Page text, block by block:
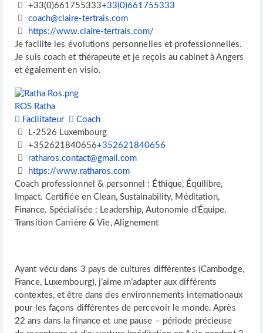
+33(0)661755333+33(0)661755333
coach@claire-tertrais.com
https://www.claire-tertrais.com/
Je facilite les évolutions personnelles et professionnelles.
Je suis coach et thérapeute et je reçois au cabinet à Angers
et également en visio.
ROS Ratha
Facilitateur
Coach
L-2526 Luxembourg
+352621840656+352621840656
ratharos.contact@gmail.com
https://www.ratharos.com
Coach professionnel & personnel : Éthique, Équilibre,
Impact. Certifiée en Clean, Sustainability, Méditation,
Finance. Spécialisée : Leadership, Autonomie d’Équipe,
Transition Carrière & Vie, Alignement
Ayant vécu dans 3 pays de cultures différentes (Cambodge,
France, Luxembourg), j’aime m’adapter aux différents
contextes, et être dans des environnements internationaux
pour les façons différentes de percevoir le monde. Après
22 ans dans la finance et une pause – période précieuse